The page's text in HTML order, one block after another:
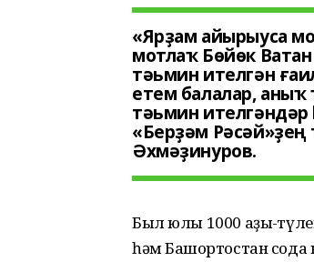
«Ярҙам айырыуса
мотлаҡ Бөйөк
тәьмин ителгән
етем балалар,
тәьмин
«Берҙәм
Әхмәҙинуров.
Был юлы 1000 аҙыҡ-
һәм Башҡортостан